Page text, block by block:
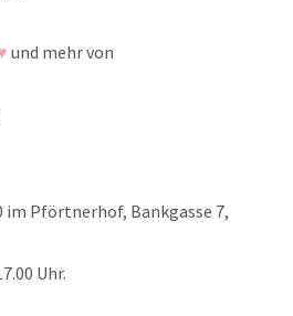
und mehr von
im Pförtnerhof, Bankgasse 7,
Uhr.